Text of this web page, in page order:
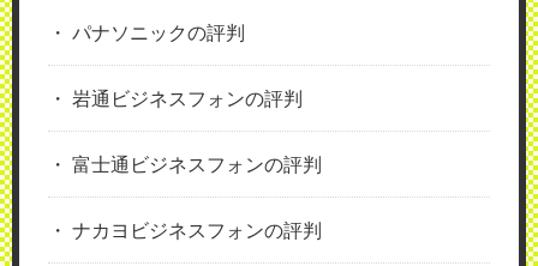
パナソニックの評判
岩通ビジネスフォンの評判
富士通ビジネスフォンの評判
ナカヨビジネスフォンの評判